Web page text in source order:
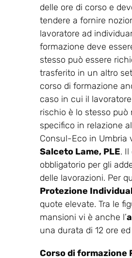
delle ore di corso e
tendere a fornire
lavoratore ad
formazione deve
stesso può essere
trasferito in un altro
corso di formazione
caso in cui il
rischio è lo stesso
specifico in relazione
Consul-Eco in Umbria
Salceto Lame, PLE.
obbligatorio per gli
delle lavorazioni. Per
Protezione
quote elevate. Tra le
mansioni vi è anche l’
una durata di 12 ore
Corso di formazione